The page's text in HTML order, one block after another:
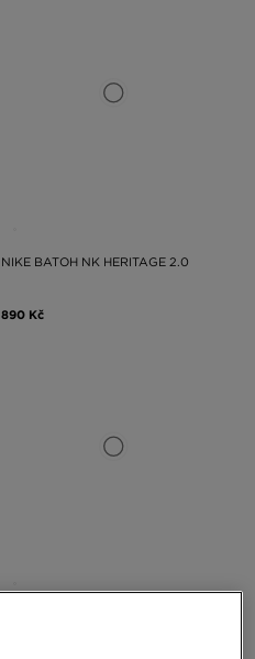
NIKE BATOH NK HERITAGE 2.0
890 Kč